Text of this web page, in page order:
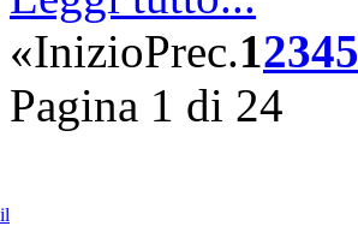
«InizioPrec.12345
Pagina 1 di 24